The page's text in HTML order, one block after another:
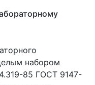
набором
85 ГОСТ 9147-